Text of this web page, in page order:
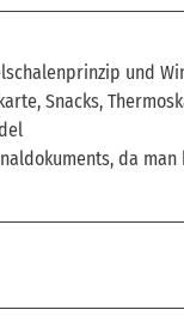
und
Snacks,
da